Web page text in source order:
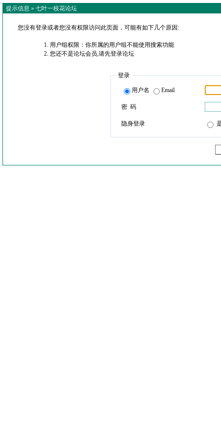
提示信息 » 七叶一枝花论坛
您没有登录或者您没有权限访问此页面，可能有如下几个原因:
用户组权限：你所属的用户组不能使用搜索功能
您还不是论坛会员,请先登录论坛
登录
用户名 Email
密 码
隐身登录